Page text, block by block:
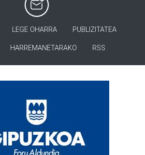
LEGE OHARRA PUBLIZITATEA
HARREMANETARAKO RSS